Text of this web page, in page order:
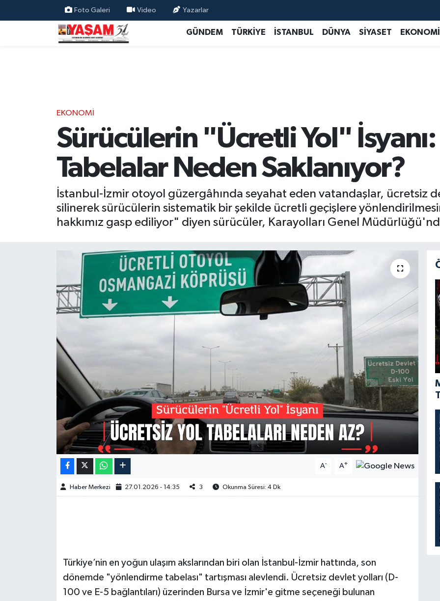
Foto Galeri Video Yazarlar
GÜNDEM TÜRKİYE İSTANBUL DÜNYA SİYASET EKONOMİ
EKONOMİ
Sürücülerin "Ücretli Yol"
Tabelalar Neden Saklanıyor?
İstanbul-İzmir otoyol güzergâhında seyahat eden vatandaşlar, ücretsiz
silinerek sürücülerin sistematik bir şekilde ücretli geçişlere
hakkımız gasp ediliyor" diyen sürücüler, Karayolları Genel
A- A+
Haber Merkezi 27.01.2026 - 14:35 3 Okunma Süresi: 4 Dk
Türkiye’nin en yoğun ulaşım akslarından biri olan İstanbul-İzmir hattında, son
dönemde "yönlendirme tabelası" tartışması alevlendi. Ücretsiz devlet yolları (D-
100 ve E-5 bağlantıları) üzerinden Bursa ve İzmir'e gitme seçeneği bulunan